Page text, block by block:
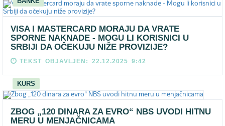
VISA I MASTERCARD MORAJU DA VRATE
SPORNE NAKNADE - MOGU LI KORISNICI U
SRBIJI DA OČEKUJU NIŽE PROVIZIJE?
TEKST OBJAVLJEN: 22.12.2025 9:42
KURS
ZBOG „120 DINARA ZA EVRO“ NBS UVODI HITNU
MERU U MENJAČNICAMA